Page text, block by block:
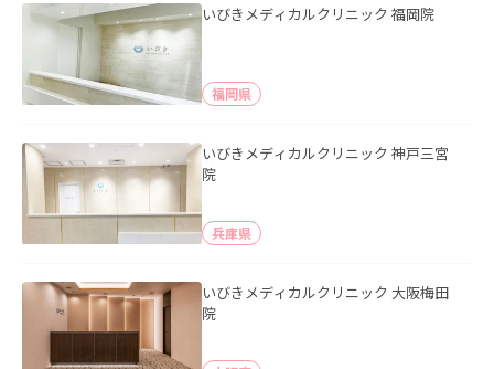
いびきメディカルクリニック 福岡院
福岡県
いびきメディカルクリニック 神戸三宮
院
兵庫県
いびきメディカルクリニック 大阪梅田
院